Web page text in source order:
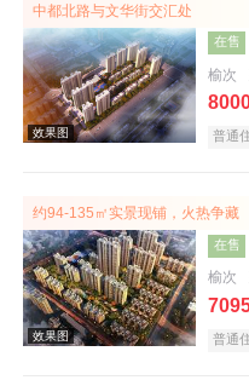
中都北路与文华街交汇处
在售
榆次
普通
约94-135㎡实景现铺，火热争藏
在售
榆次
普通